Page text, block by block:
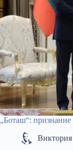
„Боташ“:
Виктория